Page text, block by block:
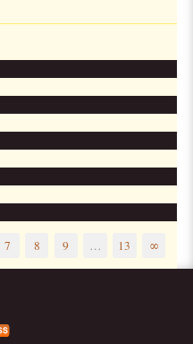
7 8 9 … 13 ∞